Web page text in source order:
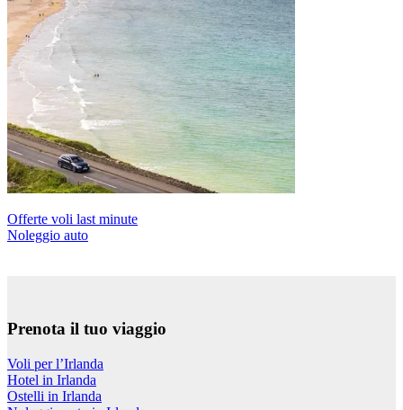
Offerte voli last minute
Noleggio auto
Prenota il tuo viaggio
Voli per l’Irlanda
Hotel in Irlanda
Ostelli in Irlanda